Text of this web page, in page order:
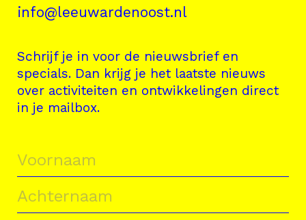
info@leeuwardenoost.nl
Schrijf je in voor de nieuwsbrief en
specials. Dan krijg je het laatste nieuws
over activiteiten en ontwikkelingen direct
in je mailbox.